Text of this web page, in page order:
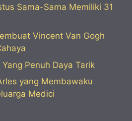
Sama-Sama Memiliki 31
Vincent Van Gogh
Penuh Daya Tarik
yang Membawaku
Medici